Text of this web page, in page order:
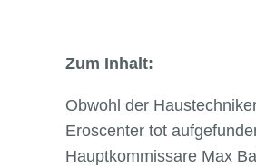
Zum Inhalt:
Obwohl der
Eroscenter tot
Hauptkommissare Max